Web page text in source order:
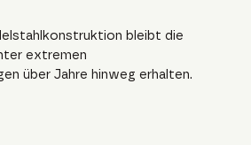
bleibt die
extremen
über Jahre hinweg erhalten.